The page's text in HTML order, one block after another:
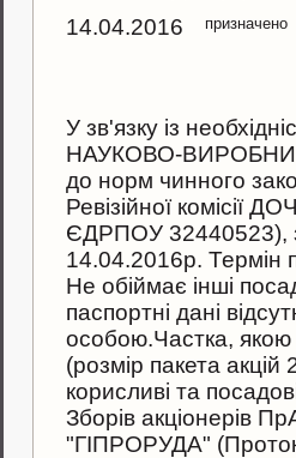
14.04.2016
призначено
У зв'язку iз
НАУКОВО-
до норм чинного
Ревізійної
ЄДРПОУ 32440523),
14.04.2016р. Термiн
Не обiймає інші
паспортнi данi
особою.Частка, якою
(розмір пакета
корисливi та
Зборiв акцiонерiв
"ГІПРОРУДА"